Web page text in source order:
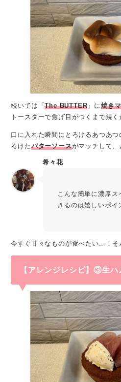
続いては 「The BUTTER 」 に焼き
トースターで焦げ目がつくまで焼
口に入れた瞬間にとろけるあつあつ
ろけたバターソースがマッチして
希々花
こんな簡単に濃厚ス
きるのは嬉しいポイ
今すぐ甘々なものが食べたい…！
【アレンジレシピ】③生ハ